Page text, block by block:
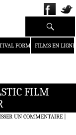
FORMAT COURT
FILMS EN LIGNE
Recherche
FILM
UN COMMENTAIRE|